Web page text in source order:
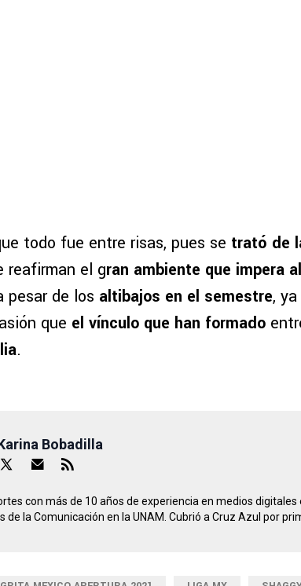
todo fue entre risas, pues se trató de
reafirman el gran ambiente que impera
pesar de los altibajos en el semestre,
que el vínculo que han formado
.
Bobadilla
con más de 10 años de experiencia en medios digitales
de la Comunicación en la UNAM. Cubrió a Cruz Azul por